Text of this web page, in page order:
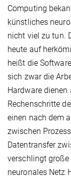
Computing
künstliches
nicht viel zu tun.
heute auf
heißt die
sich zwar die
Hardware dienen
Rechenschritte
einen nach dem
zwischen
Datentransfer
verschlingt große
neuronales Netz